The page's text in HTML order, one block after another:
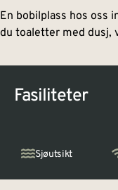
En bobilplass hos oss
du toaletter med dusj,
Fasiliteter
Sjøutsikt